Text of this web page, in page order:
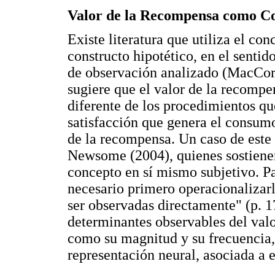
Valor de la Recompensa como
Existe literatura que utiliza el
constructo hipotético, en el
de observación analizado
sugiere que el valor de la
diferente de los procedimientos
satisfacción que genera el
de la recompensa. Un caso de
Newsome (2004), quienes
concepto en sí mismo subjetivo.
necesario primero
ser observadas directamente" (p.
determinantes observables del
como su magnitud y su
representación neural, asociada a